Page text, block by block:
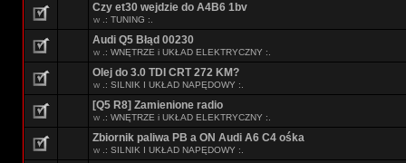
Czy et30 wejdzie do A4B6 1bv
w .: TUNING :.
Audi Q5 Błąd 00230
w .: WNĘTRZE i UKŁAD ELEKTRYCZNY :.
Olej do 3.0 TDI CRT 272 KM?
w .: SILNIK I UKŁAD NAPĘDOWY :.
[Q5 R8] Zamienione radio
w .: WNĘTRZE i UKŁAD ELEKTRYCZNY :.
Zbiornik paliwa PB a ON Audi A6 C4 ośka
w .: SILNIK I UKŁAD NAPĘDOWY :.